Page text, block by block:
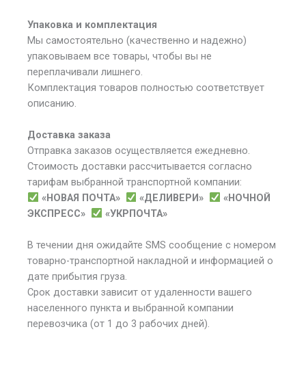
Упаковка и комплектация
Мы самостоятельно (качественно и надежно)
упаковываем все товары, чтобы вы не
переплачивали лишнего.
Комплектация товаров полностью соответствует
описанию.
Доставка заказа
Отправка заказов осуществляется ежедневно.
Стоимость доставки рассчитывается согласно
тарифам выбранной транспортной компании:
«НОВАЯ ПОЧТА»
«ДЕЛИВЕРИ»
«НОЧНОЙ
ЭКСПРЕСС»
«УКРПОЧТА»
В течении дня ожидайте SMS сообщение с номером
товарно-транспортной накладной и информацией о
дате прибытия груза.
Срок доставки зависит от удаленности вашего
населенного пункта и выбранной компании
перевозчика (от 1 до 3 рабочих дней).